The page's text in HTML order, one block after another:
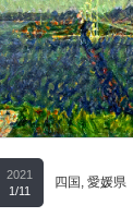
2021
1/11
四国 , 愛媛県